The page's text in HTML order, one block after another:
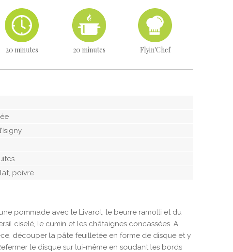
20 minutes 20 minutes Flyin'Chef
poivre
pommade avec le Livarot, le beurre ramolli et du
ciselé, le cumin et les châtaignes concassées. A
découper la pâte feuilletée en forme de disque et y
le disque sur lui-même en soudant les bords